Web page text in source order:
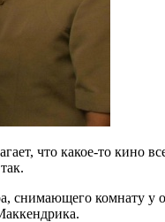
что какое-то кино
снимающего комнату